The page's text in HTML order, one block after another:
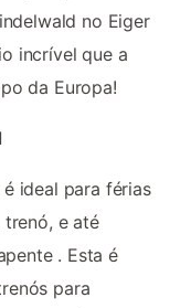
no Eiger
incrível que a
da Europa!
ideal para férias
trenó, e até
. Esta é
para